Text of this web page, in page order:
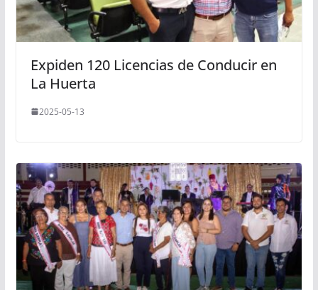
Expiden 120 Licencias de Conducir en
La Huerta
2025-05-13